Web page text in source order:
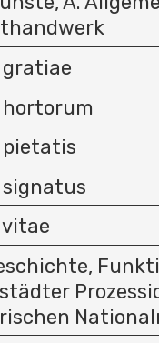
gratiae
hortorum
pietatis
signatus
vitae